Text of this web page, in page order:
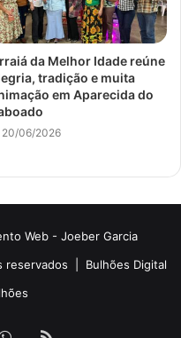
da Melhor Idade reúne
tradição e muita
em Aparecida do
20/06/2026
Web - Joeber Garcia
reservados | Bulhões Digital